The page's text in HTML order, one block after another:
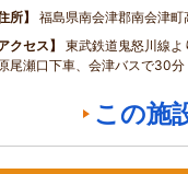
所
福島県南会津郡南会津町
クセス
東武鉄道鬼怒川線
尾瀬口下車、会津バスで30分
この施